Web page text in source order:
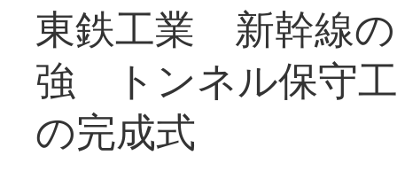
東鉄工業 新幹線
強 トンネル保守
の完成式